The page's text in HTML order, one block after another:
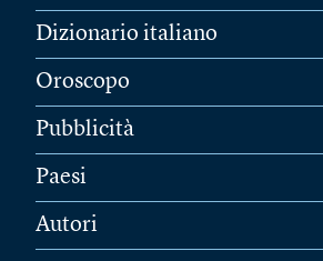
Dizionario italiano
Oroscopo
Pubblicità
Paesi
Autori